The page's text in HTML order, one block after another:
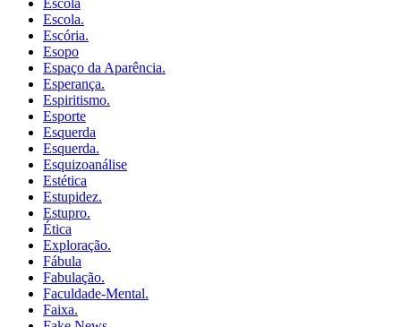
Escola
Escola.
Escória.
Esopo
Espaço da Aparência.
Esperança.
Espiritismo.
Esporte
Esquerda
Esquerda.
Esquizoanálise
Estética
Estupidez.
Estupro.
Ética
Exploração.
Fábula
Fabulação.
Faculdade-Mental.
Faixa.